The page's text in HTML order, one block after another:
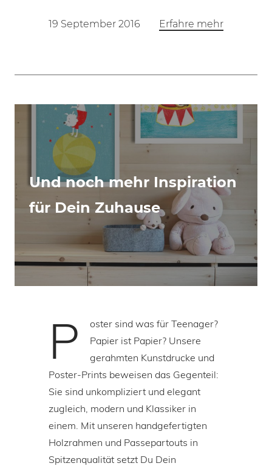
19 September 2016 Erfahre mehr
Und noch mehr Inspiration
für Dein Zuhause
P
oster sind was für Teenager?
Papier ist Papier? Unsere
gerahmten Kunstdrucke und
Poster-Prints beweisen das Gegenteil:
Sie sind unkompliziert und elegant
zugleich, modern und Klassiker in
einem. Mit unseren handgefertigten
Holzrahmen und Passepartouts in
Spitzenqualität setzt Du Dein